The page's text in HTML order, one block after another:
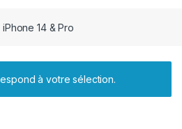
iPhone 14 & Pro
à votre sélection.